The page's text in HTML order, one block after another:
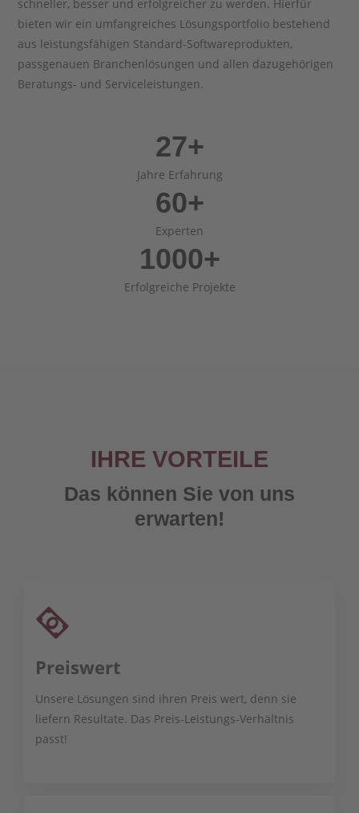
schneller, besser und erfolgreicher zu werden. Hierfür
bieten wir ein umfangreiches Lösungsportfolio bestehend
aus leistungsfähigen Standard-Softwareprodukten,
passgenauen Branchenlösungen und allen dazugehörigen
Beratungs- und Serviceleistungen.
27+
Jahre Erfahrung
60+
Experten
1000+
Erfolgreiche Projekte
IHRE VORTEILE
Das können Sie von uns
erwarten!
Preiswert
Unsere Lösungen sind ihren Preis wert, denn sie
liefern Resultate. Das Preis-Leistungs-Verhältnis
passt!